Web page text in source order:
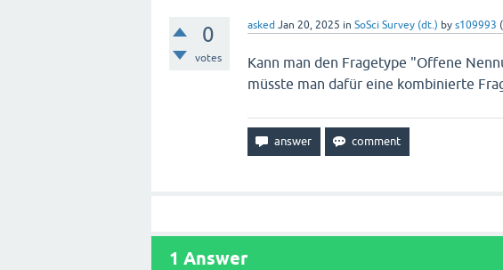
0
votes
asked Jan 20, 2025 in SoSci Survey (dt.) by s109993 (
Kann man den Fragetype "Offene
müsste man dafür eine kombinierte
1 Answer